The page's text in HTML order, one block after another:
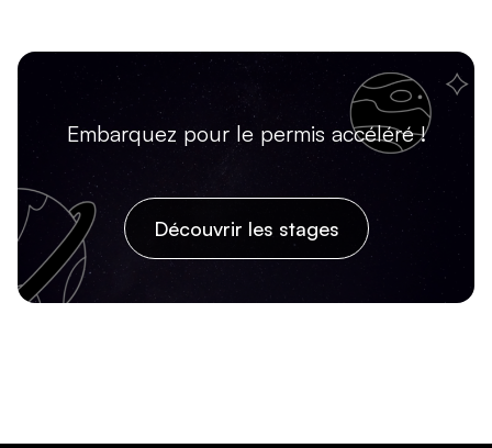
Embarquez pour le permis accéléré !
Découvrir les stages